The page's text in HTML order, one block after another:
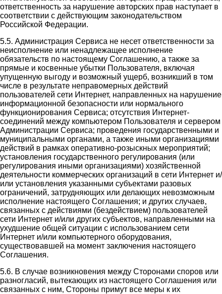
ответственность за нарушение авторских прав наступает в
соответствии с действующим законодательством
Российской Федерации.
5.5. Администрация Сервиса не несет ответственности за
неисполнение или ненадлежащее исполнение
обязательств по настоящему Соглашению, а также за
прямые и косвенные убытки Пользователя, включая
упущенную выгоду и возможный ущерб, возникший в том
числе в результате неправомерных действий
пользователей сети Интернет, направленных на нарушение
информационной безопасности или нормального
функционирования Сервиса; отсутствия Интернет-
соединений между компьютером Пользователя и сервером
Администрации Сервиса; проведения государственными и
муниципальными органами, а также иными организациями
действий в рамках оперативно-розыскных мероприятий;
установления государственного регулирования (или
регулирования иными организациями) хозяйственной
деятельности коммерческих организаций в сети Интернет и/
или установления указанными субъектами разовых
ограничений, затрудняющих или делающих невозможным
исполнение настоящего Соглашения; и других случаев,
связанных с действиями (бездействием) пользователей
сети Интернет и/или других субъектов, направленными на
ухудшение общей ситуации с использованием сети
Интернет и/или компьютерного оборудования,
существовавшей на момент заключения настоящего
Соглашения.
5.6. В случае возникновения между Сторонами споров или
разногласий, вытекающих из настоящего Соглашения или
связанных с ним, Стороны примут все меры к их